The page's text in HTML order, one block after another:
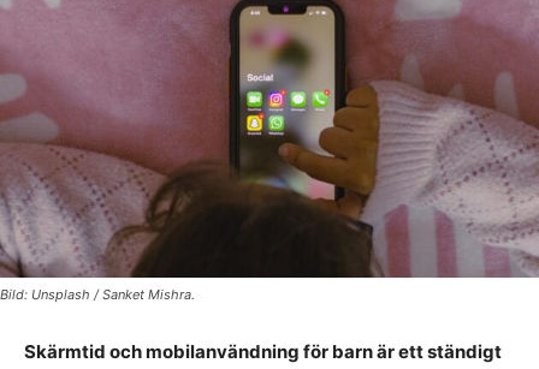
Bild: Unsplash / Sanket Mishra.
Skärmtid och mobilanvändning för barn är ett ständigt